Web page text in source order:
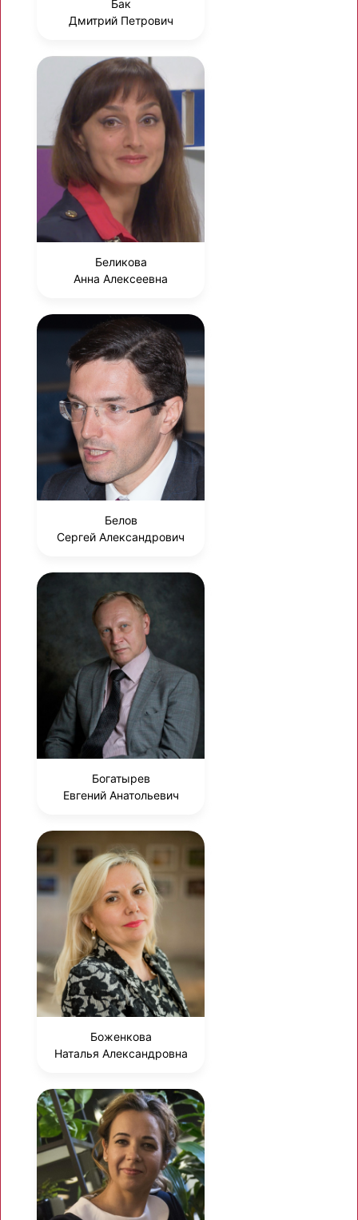
Бак
Дмитрий Петрович
Беликова
Анна Алексеевна
Белов
Сергей Александрович
Богатырев
Евгений Анатольевич
Боженкова
Наталья Александровна